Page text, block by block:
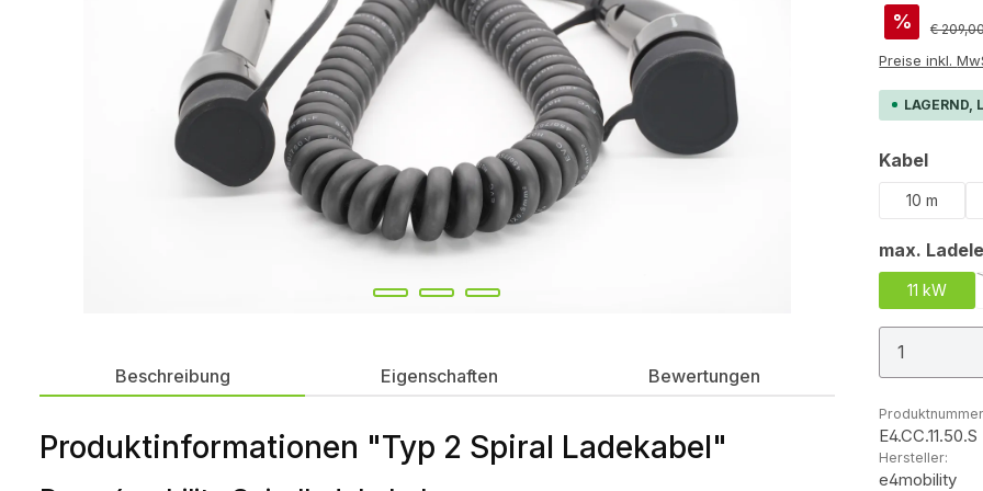
% €
Kabel
10 m
max.
11 kW
E4.CC.11.50.S
Hersteller:
e4mobility
Beschreibung Eigenschaften Bewertungen
Produktinformationen "Typ 2 Spiral Ladekabel"